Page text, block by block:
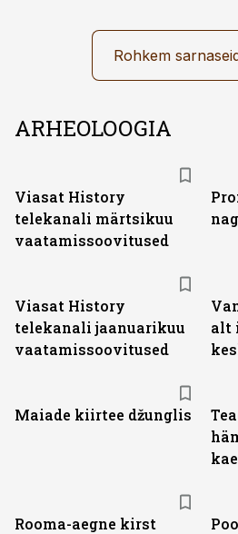
Rohkem
ARHEOLOOGIA
Viasat History
telekanali märtsikuu
vaatamissoovitused
Viasat History
telekanali jaanuarikuu
vaatamissoovitused
alt
Maiade kiirtee džunglis
Rooma-aegne kirst